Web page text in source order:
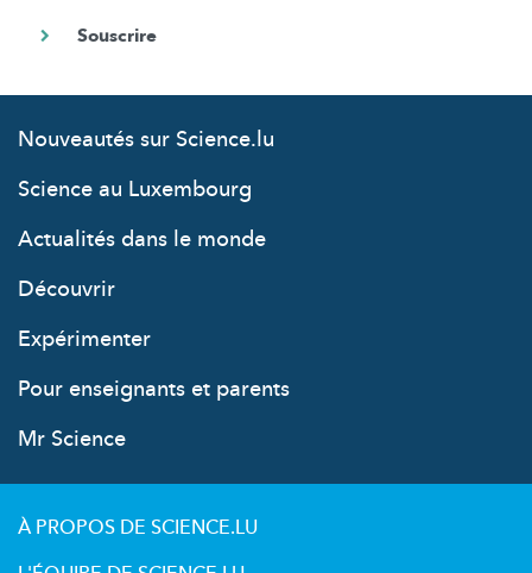
Nouveautés sur Science.lu
Science au Luxembourg
Actualités dans le monde
Découvrir
Expérimenter
Pour enseignants et parents
Mr Science
À PROPOS DE SCIENCE.LU